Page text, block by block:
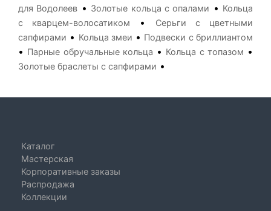
для Водолеев • Золотые кольца с опалами • Кольца
с кварцем-волосатиком
•
Серьги с цветными
сапфирами • Кольца змеи • Подвески с бриллиантом
• Парные обручальные кольца • Кольца с топазом •
Золотые браслеты с сапфирами •
Каталог
Мастерская
Корпоративные заказы
Распродажа
Коллекции